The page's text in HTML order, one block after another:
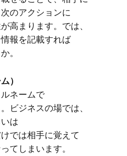
の​アクションに​
高まります。​では、​
報を​記載すれば​
。
）
ネームで​
ビジネスの​場では、​
は​
では​相手に​覚えて​
てしまいます。​